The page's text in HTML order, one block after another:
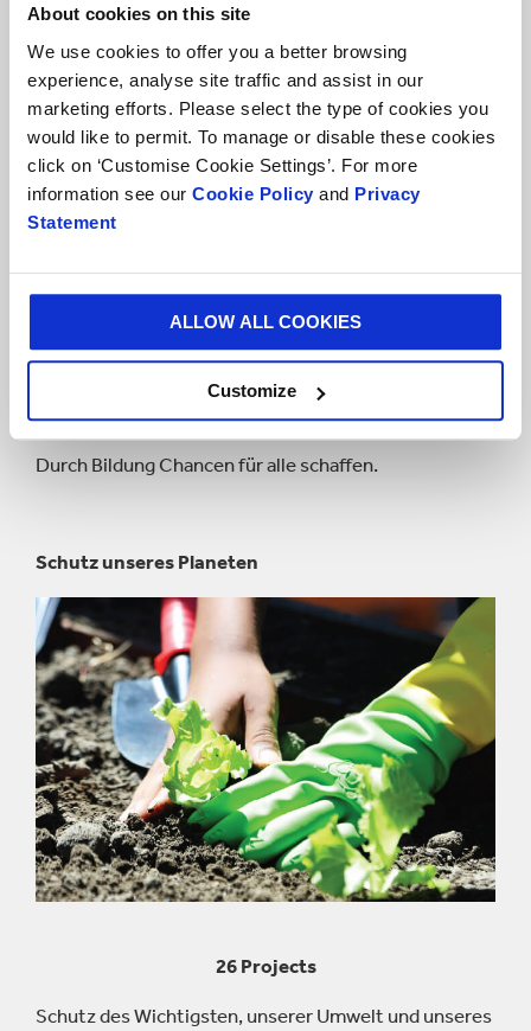
About cookies on this site
We use cookies to offer you a better browsing
experience, analyse site traffic and assist in our
marketing efforts. Please select the type of cookies you
would like to permit. To manage or disable these cookies
click on ‘Customise Cookie Settings’. For more
information see our Cookie Policy and Privacy
Statement
ALLOW ALL COOKIES
Customize
Inspirierend für unsere Zukunft
68 Projects
Durch Bildung Chancen für alle schaffen.
Schutz unseres Planeten
26 Projects
Schutz des Wichtigsten, unserer Umwelt und unseres